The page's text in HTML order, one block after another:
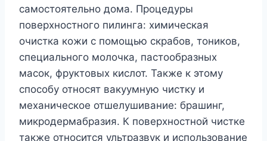
самостоятельно дома. Процедуры
поверхностного пилинга: химическая
очистка кожи с помощью скрабов, тоников,
специального молочка, пастообразных
масок, фруктовых кислот. Также к этому
способу относят вакуумную чистку и
механическое отшелушивание: брашинг,
микродермабразия. К поверхностной чистке
также относится ультразвук и использование